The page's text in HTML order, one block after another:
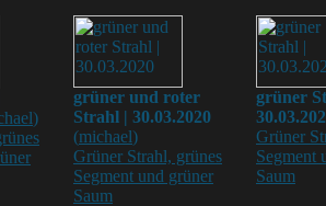
)
grüner und roter
Strahl | 30.03.2020
(michael)
Grüner Strahl, grünes
Segment und grüner
Saum
grüner
Grüner
Segment
Saum